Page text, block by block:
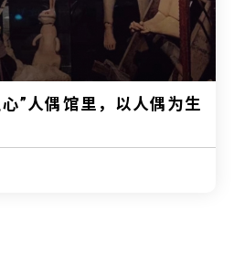
”人偶馆里，以人偶为生